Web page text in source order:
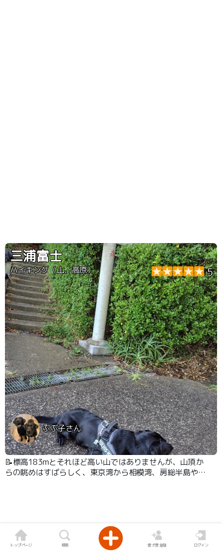
三浦富士
ハイキング（山、高原） 5
ぶぶ子さん
📝標高183mとそれほど高い山ではありませんが、山頂か
らの眺めはすばらしく、東京湾から相模湾、房総半島や伊
トップページ 検索 愛犬家登録 ログイン